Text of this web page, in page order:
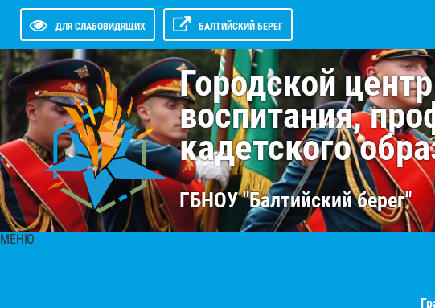
ДЛЯ СЛАБОВИДЯЩИХ БАЛТИЙСКИЙ БЕРЕГ
Городской
воспитания,
кадетского
ГБНОУ "Балтийский берег"
МЕНЮ